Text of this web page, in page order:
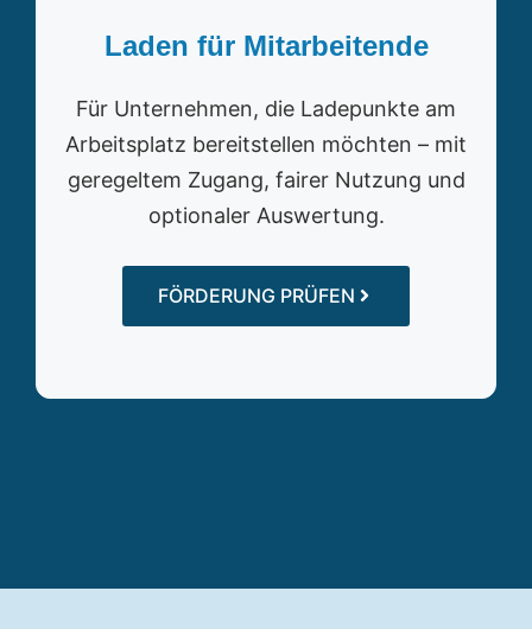
Laden für Mitarbeitende
Für Unternehmen, die Ladepunkte am
Arbeitsplatz bereitstellen möchten – mit
geregeltem Zugang, fairer Nutzung und
optionaler Auswertung.
FÖRDERUNG PRÜFEN